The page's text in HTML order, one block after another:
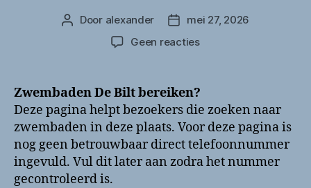
Berichtauteur
Door alexander Berichtdatum
mei 27, 2026
Geen reactiesop
Bilt
bellen?
Telefoonnummer
en
contactinformatie
Zwembaden De Bilt bereiken?
Deze pagina helpt bezoekers die zoeken naar
zwembaden in deze plaats. Voor deze pagina is
nog geen betrouwbaar direct telefoonnummer
ingevuld. Vul dit later aan zodra het nummer
gecontroleerd is.